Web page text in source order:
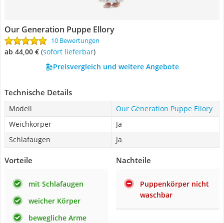
Our Generation Puppe Ellory
10 Bewertungen
ab 44,00 € ( Sofort lieferbar)
Preisvergleich und weitere Angebote
Technische Details
Modell
Our Generation Puppe Ellory
Weichkörper
Ja
Schlafaugen
Ja
Vorteile
mit Schlafaugen
weicher Körper
bewegliche Arme
Nachteile
Puppenkörper nicht
waschbar